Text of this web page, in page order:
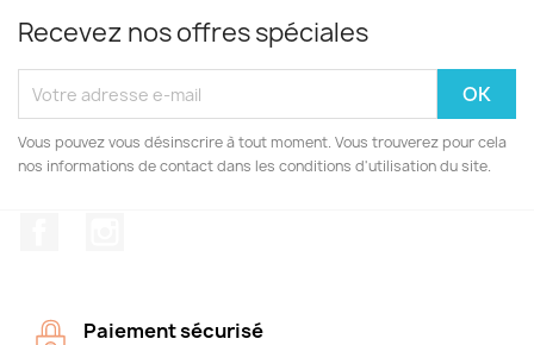
Recevez nos offres spéciales
Vous pouvez vous désinscrire à tout moment. Vous trouverez pour cela
nos informations de contact dans les conditions d'utilisation du site.
Paiement sécurisé